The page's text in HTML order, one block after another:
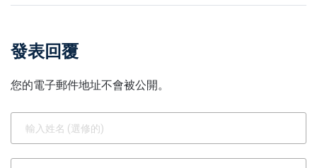
有餘裕
發表回覆
您的電子郵件地址不會被公開。